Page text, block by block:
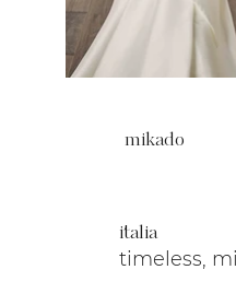
mikado
italia
timeless,